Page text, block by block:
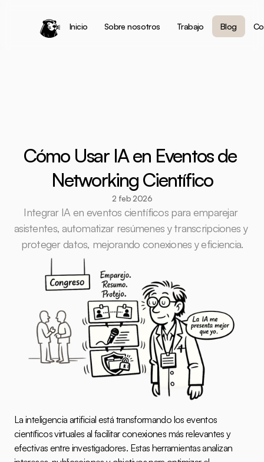
Cómo Usar IA en Eventos de
Networking Científico
2 feb 2026
Integrar IA en eventos científicos para emparejar
asistentes, automatizar resúmenes y transcripciones y
proteger datos, mejorando conexiones y eficiencia.
La inteligencia artificial está transformando los eventos
científicos virtuales al facilitar conexiones más relevantes y
efectivas entre investigadores. Estas herramientas analizan
Inicio Sobre nosotros Trabajo Blog